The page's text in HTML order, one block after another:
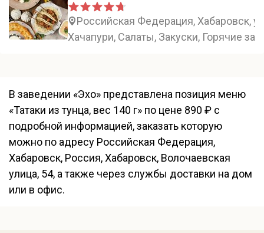
Российская Федерация, Хабаровск,
Хачапури, Салаты, Закуски, Горячие
В заведении «Эхо» представлена позиция меню
«Татаки из тунца, вес 140 г» по цене 890 ₽ с
подробной информацией, заказать которую
можно по адресу Российская Федерация,
Хабаровск, Россия, Хабаровск, Волочаевская
улица, 54, а также через службы доставки на дом
или в офис.